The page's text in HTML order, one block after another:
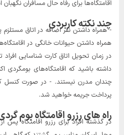
اقامتگاه‌ها برای رفاه حال مسافران
چند نکته کاربردی
- همراه داشتن نفر اضافه در اتاق
همراه داشتن حیوانات خانگی در
در زمان تحویل اتاق کارت شناسایی
داشته باشید که اقامتگاه‌های بومگردی
چندان مدرن نیستند. - در صورت کنسل
پرداخت جریمه خواهید شد.
راه های رزرو اقامتگاه بوم
در گذشته افراد برای رزرو اقامتگاه پس